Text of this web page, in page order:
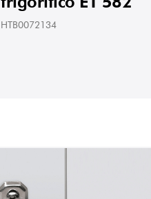
HTB0072134